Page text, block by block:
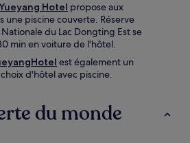
Hotel propose aux
une piscine couverte. Réserve
du Lac Dongting Est se
min en voiture de l'hôtel.
est également un
d'hôtel avec piscine.
du monde